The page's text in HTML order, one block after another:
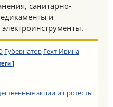
санитарно-
и
Губернатор Гехт Ирина
]
акции и протесты